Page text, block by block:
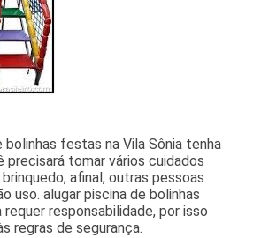
bolinhas festas na Vila Sônia tenha
precisará tomar vários cuidados
afinal, outras pessoas
uso. alugar piscina de bolinhas
responsabilidade, por isso
regras de segurança.